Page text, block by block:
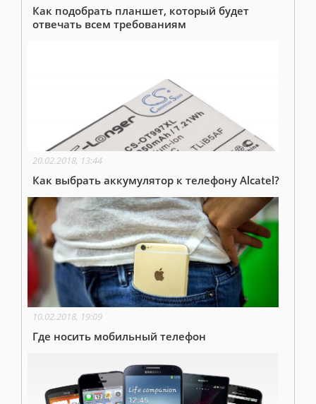
Как подобрать планшет, который будет
отвечать всем требованиям
20.02.2018, 13:44
Как выбрать аккумулятор к телефону Alcatel?
10.02.2018, 19:09
Где носить мобильный телефон